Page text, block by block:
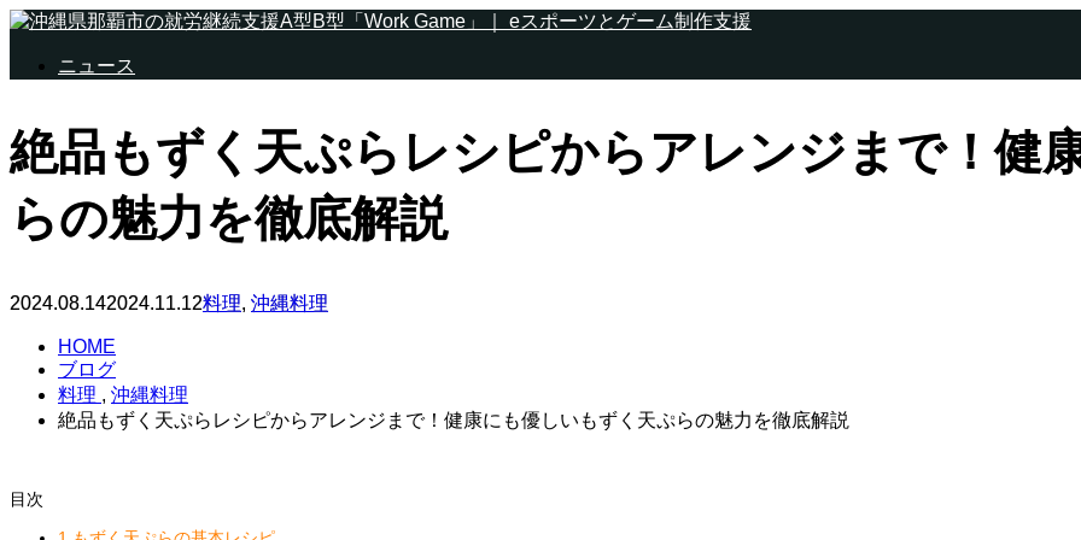
ニュース
絶品もずく天ぷらレシピからアレンジまで！健
らの魅力を徹底解説
2024.08.142024.11.12料理, 沖縄料理
HOME
ブログ
料理 , 沖縄料理
絶品もずく天ぷらレシピからアレンジまで！健康にも優しいもずく天ぷらの魅力を徹底解説
目次